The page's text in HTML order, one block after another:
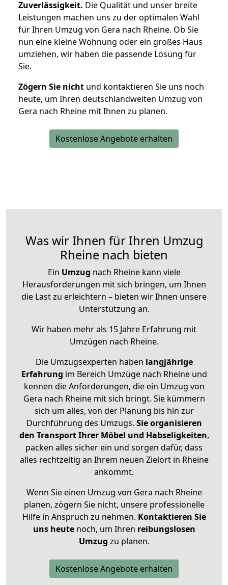
Zuverlässigkeit. Die Qualität und unser breite
Leistungen machen uns zu der optimalen Wahl
für Ihren Umzug von Gera nach Rheine. Ob Sie
nun eine kleine Wohnung oder ein großes Haus
umziehen, wir haben die passende Lösung für
Sie.
Zögern Sie nicht und kontaktieren Sie uns noch
heute, um Ihren deutschlandweiten Umzug von
Gera nach Rheine mit Ihnen zu planen.
Kostenlose Angebote erhalten
Was wir Ihnen für Ihren Umzug
Rheine nach bieten
Ein Umzug nach Rheine kann viele
Herausforderungen mit sich bringen, um Ihnen
die Last zu erleichtern – bieten wir Ihnen unsere
Unterstützung an.
Wir haben mehr als 15 Jahre Erfahrung mit
Umzügen nach Rheine.
Die Umzugsexperten haben langjährige
Erfahrung im Bereich Umzüge nach Rheine und
kennen die Anforderungen, die ein Umzug von
Gera nach Rheine mit sich bringt. Sie kümmern
sich um alles, von der Planung bis hin zur
Durchführung des Umzugs. Sie organisieren
den Transport Ihrer Möbel und Habseligkeiten,
packen alles sicher ein und sorgen dafür, dass
alles rechtzeitig an Ihrem neuen Zielort in Rheine
ankommt.
Wenn Sie einen Umzug von Gera nach Rheine
planen, zögern Sie nicht, unsere professionelle
Hilfe in Anspruch zu nehmen. Kontaktieren Sie
uns heutenoch, um Ihren reibungslosen
Umzug zu planen.
Kostenlose Angebote erhalten